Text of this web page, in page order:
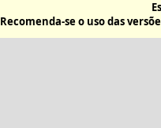
Recomenda-se o uso das